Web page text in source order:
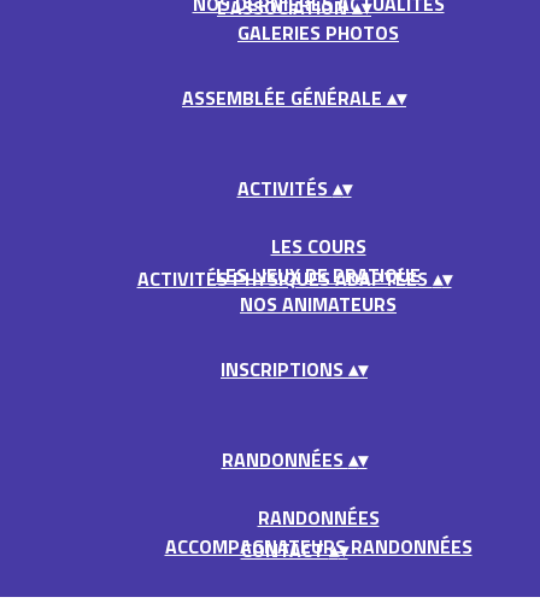
GALERIES PHOTOS
L'ASSOCIATION▴▾
ASSEMBLÉE GÉNÉRALE ▴▾
ACTIVITÉS▴▾
LES COURS
LES LIEUX DE PRATIQUE
NOS ANIMATEURS
ACTIVITÉS PHYSIQUES ADAPTÉES▴▾
INSCRIPTIONS▴▾
RANDONNÉES▴▾
RANDONNÉES
ACCOMPAGNATEURS RANDONNÉES
CONTACT▴▾